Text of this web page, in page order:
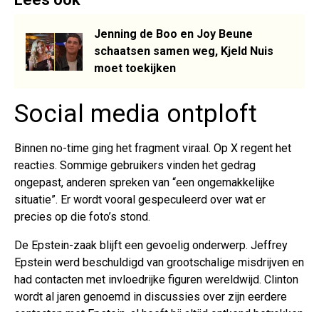
Jenning de Boo en Joy Beune
schaatsen samen weg, Kjeld Nuis
moet toekijken
Social media ontploft
Binnen no-time ging het fragment viraal. Op X regent het
reacties. Sommige gebruikers vinden het gedrag
ongepast, anderen spreken van “een ongemakkelijke
situatie”. Er wordt vooral gespeculeerd over wat er
precies op die foto’s stond.
De Epstein-zaak blijft een gevoelig onderwerp. Jeffrey
Epstein werd beschuldigd van grootschalige misdrijven en
had contacten met invloedrijke figuren wereldwijd. Clinton
wordt al jaren genoemd in discussies over zijn eerdere